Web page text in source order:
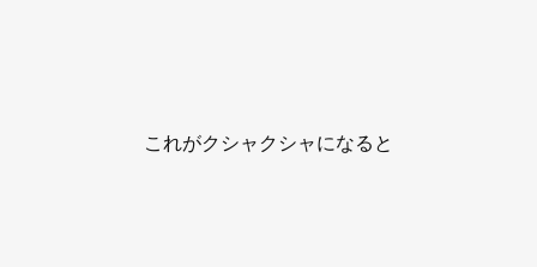
これがクシャクシャになると